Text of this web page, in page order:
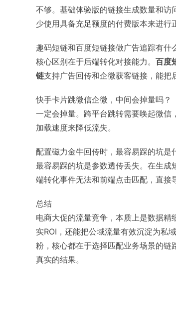
不够。基础体验版的链接生成数量和
少使用具备充足额度的付费版本来进行
趣码短链和百度短链接做广告追踪有什
核心区别在于后端转化对接能力。 百度
链支持广告回传和企微获客链接，能把
快手卡片跳微信企微，中间会掉量吗？
一定会掉量。跨平台跳转需要唤起微
加载速度来降低流失。
配置磁力金牛回传时，最容易踩的坑是
最容易踩的坑是参数透传丢失。在生
端转化事件无法和前端点击匹配，直接
总结
电商大促的流量竞争，本质上是数据精
实ROI，还能把公域流量有效沉淀为私
粉，核心都在于选择匹配业务场景的
真实的结果。